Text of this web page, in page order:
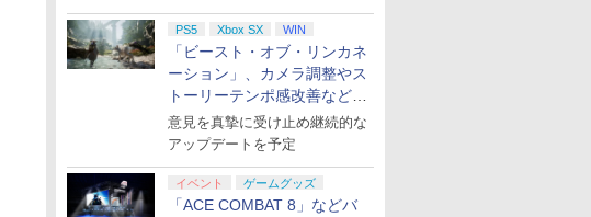
PS5 Xbox SX WIN
「ビースト・オブ・リンカネ
ーション」、カメラ調整やス
トーリーテンポ感改善などの
アプデを1週間以内に実施
意見を真摯に受け止め継続的な
アップデートを予定
イベント ゲームグッズ
「ACE COMBAT 8」などバ